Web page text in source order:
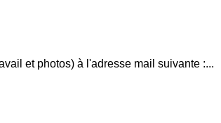
et photos) à l'adresse mail suivante :...